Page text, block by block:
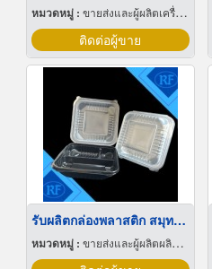
หมวดหมู่ : ขายส่งและผู้ผลิตเครื่องเขียน
ติดต่อผู้ขาย
รับผลิตกล่องพลาสติก สมุทรสาคร
หมวดหมู่ : ขายส่งและผู้ผลิตผลิตภัณฑ์พิเศษพลาสติก